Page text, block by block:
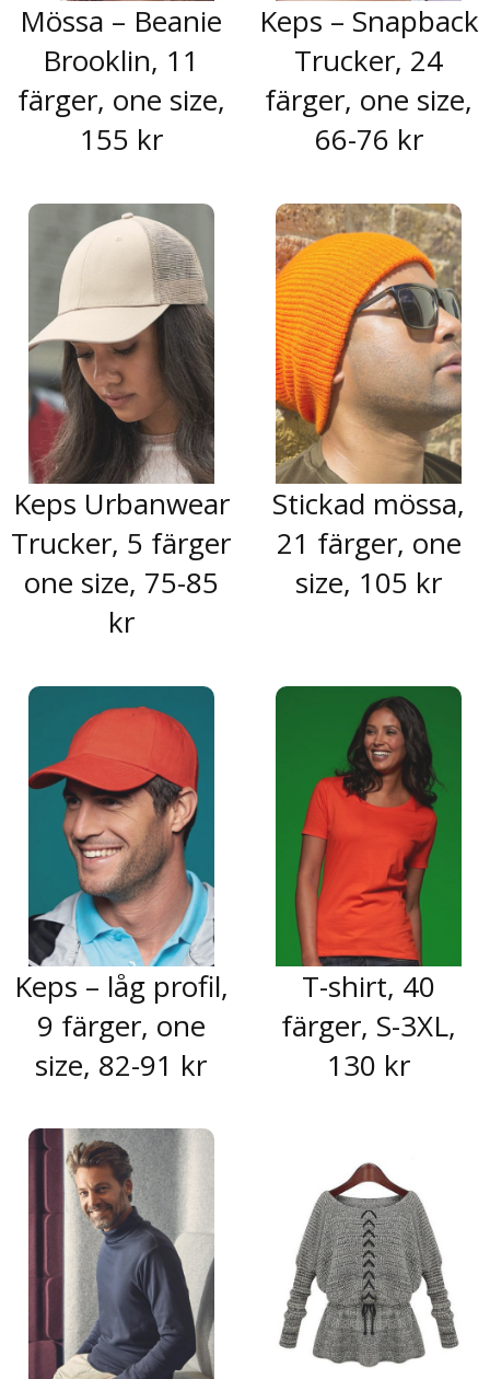
Mössa – Beanie
Brooklin, 11
färger, one size,
155 kr
Keps – Snapback
Trucker, 24
färger, one size,
66-76 kr
Keps Urbanwear
Trucker, 5 färger
one size, 75-85
kr
Stickad mössa,
21 färger, one
size, 105 kr
Keps – låg profil,
9 färger, one
size, 82-91 kr
T-shirt, 40
färger, S-3XL,
130 kr